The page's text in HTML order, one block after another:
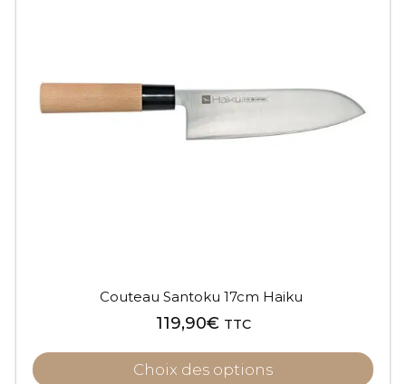
Couteau Santoku 17cm Haiku
119,90€ TTC
Choix des options